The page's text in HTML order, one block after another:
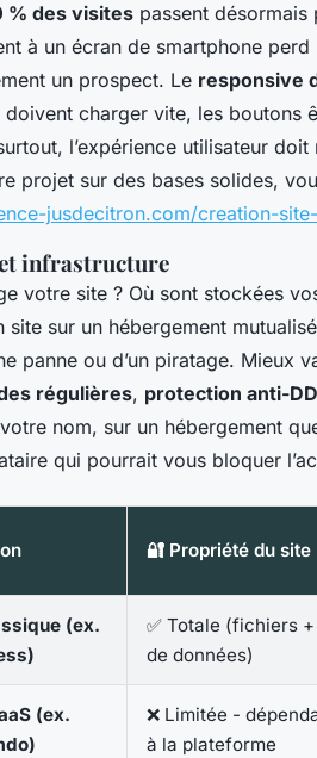
% des visites passent désormais
à un écran de smartphone
un prospect. Le responsive
doivent charger vite, les boutons
l’expérience utilisateur
projet sur des bases solides,
jusdecitron.com/creation-
infrastructure
votre site ? Où sont stockées
site sur un hébergement
panne ou d’un piratage.
régulières, protection anti-
nom, sur un hébergement
qui pourrait vous bloquer
🔐 Propriété du site
(ex.
✅ Totale (fichiers
de données)
(ex.
❌ Limitée -
à la plateforme